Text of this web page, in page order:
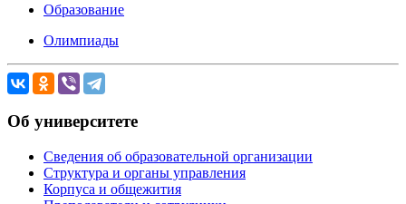
Образование
Олимпиады
Об университете
Сведения об образовательной организации
Структура и органы управления
Корпуса и общежития